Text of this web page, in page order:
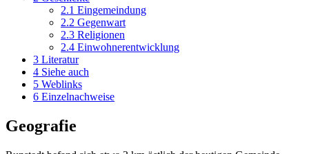
2.1 Eingemeindung
2.2 Gegenwart
2.3 Religionen
2.4 Einwohnerentwicklung
3 Literatur
4 Siehe auch
5 Weblinks
6 Einzelnachweise
Geografie